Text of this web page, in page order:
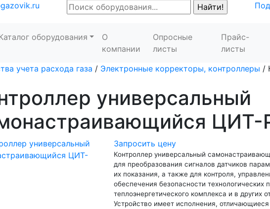
оборудования
О
компании
Опросные
листы
Прайс-
листы
учета расхода газа / Электронные корректоры, контроллеры /
универсальный
ЦИТ-
Запросить цену
Контроллер универсальный
для преобразования сигналов датчиков
их показания, а также для контроля,
обеспечения безопасности технологических
теплоэнергетического комплекса и в других
Устройство имеет исполнения,